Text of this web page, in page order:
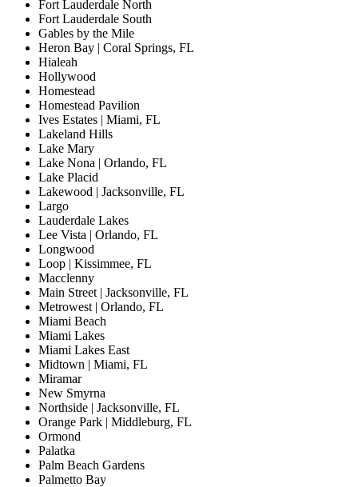
Fort Lauderdale North
Fort Lauderdale South
Gables by the Mile
Heron Bay | Coral Springs, FL
Hialeah
Hollywood
Homestead
Homestead Pavilion
Ives Estates | Miami, FL
Lakeland Hills
Lake Mary
Lake Nona | Orlando, FL
Lake Placid
Lakewood | Jacksonville, FL
Largo
Lauderdale Lakes
Lee Vista | Orlando, FL
Longwood
Loop | Kissimmee, FL
Macclenny
Main Street | Jacksonville, FL
Metrowest | Orlando, FL
Miami Beach
Miami Lakes
Miami Lakes East
Midtown | Miami, FL
Miramar
New Smyrna
Northside | Jacksonville, FL
Orange Park | Middleburg, FL
Ormond
Palatka
Palm Beach Gardens
Palmetto Bay